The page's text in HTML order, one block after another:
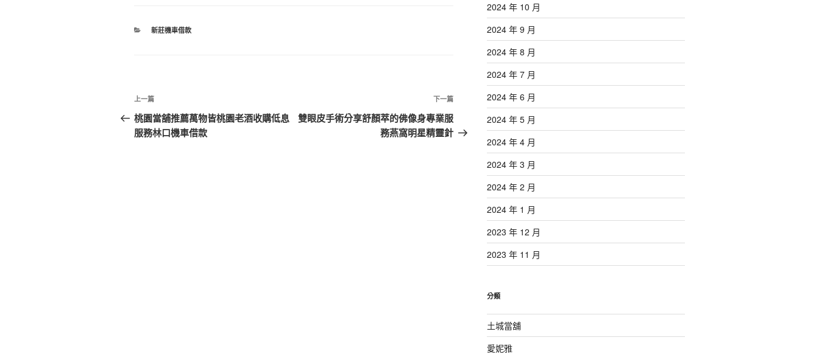
分
新莊機車借款
文
章
導
上
一
篇
上一篇
桃園當舖推薦萬物皆桃園老酒收購低息
服務林口機車借款
下
一
篇
下一篇
雙眼皮手術分享舒顏萃的佛像身專業服
務燕窩明星精靈針
2024 年 10 月
2024 年 9 月
2024 年 8 月
2024 年 7 月
2024 年 6 月
2024 年 5 月
2024 年 4 月
2024 年 3 月
2024 年 2 月
2024 年 1 月
2023 年 12 月
2023 年 11 月
分類
土城當舖
愛妮雅